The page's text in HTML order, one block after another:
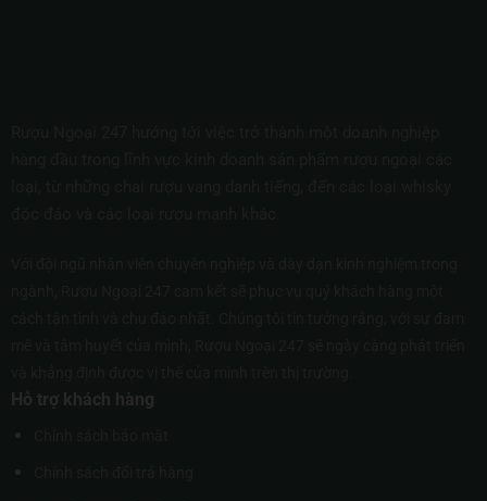
Hỗ trợ khách hàng